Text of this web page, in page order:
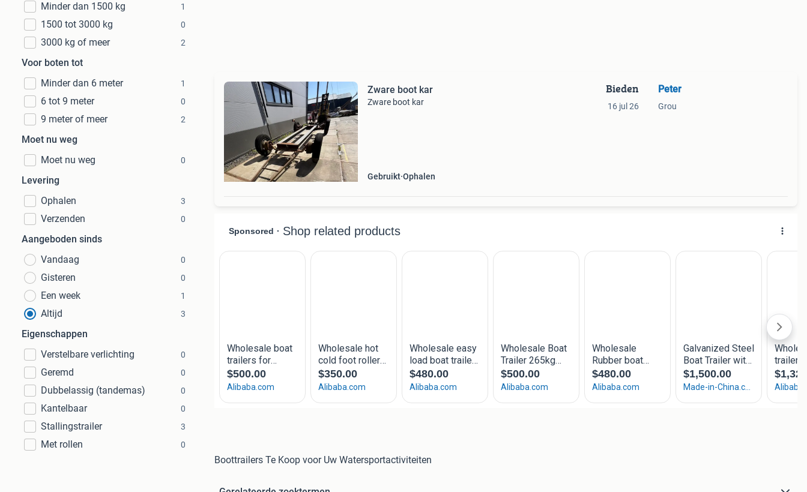
Minder dan 1500 kg
1
1500 tot 3000 kg 0
3000 kg of meer 2
Voor boten tot
Minder dan 6 meter
1
6 tot 9 meter 0
9 meter of meer 2
Moet nu weg
Moet nu weg
0
Levering
Ophalen
3
Verzenden 0
Aangeboden sinds
Vandaag
0
Gisteren 0
Een week 1
Altijd 3
Eigenschappen
Verstelbare verlichting
0
Geremd 0
Dubbelassig (tandemas) 0
Kantelbaar 0
Stallingstrailer 3
Met rollen 0
Zware boot kar
Zware boot kar
Gebruikt Ophalen
Bieden
16 jul 26
Peter
Grou
Boottrailers Te Koop voor Uw Watersportactiviteiten